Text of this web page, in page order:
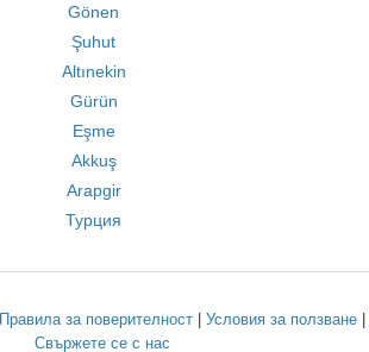
Gönen
Şuhut
Altınekin
Gürün
Eşme
Akkuş
Arapgir
Турция
Правила за поверителност Условия за ползване
Свържете се с нас